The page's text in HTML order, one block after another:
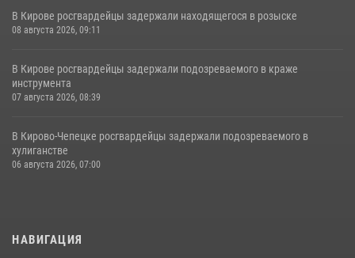
В Кирове росгвардейцы задержали находящегося в розыске
08 августа 2026, 09:11
В Кирове росгвардейцы задержали подозреваемого в краже
инструмента
07 августа 2026, 08:39
В Кирово-Чепецке росгвардейцы задержали подозреваемого в
хулиганстве
06 августа 2026, 07:00
НАВИГАЦИЯ